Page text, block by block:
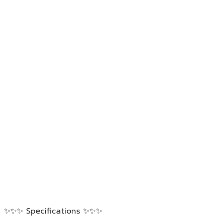
✨✨✨ Specifications ✨✨✨